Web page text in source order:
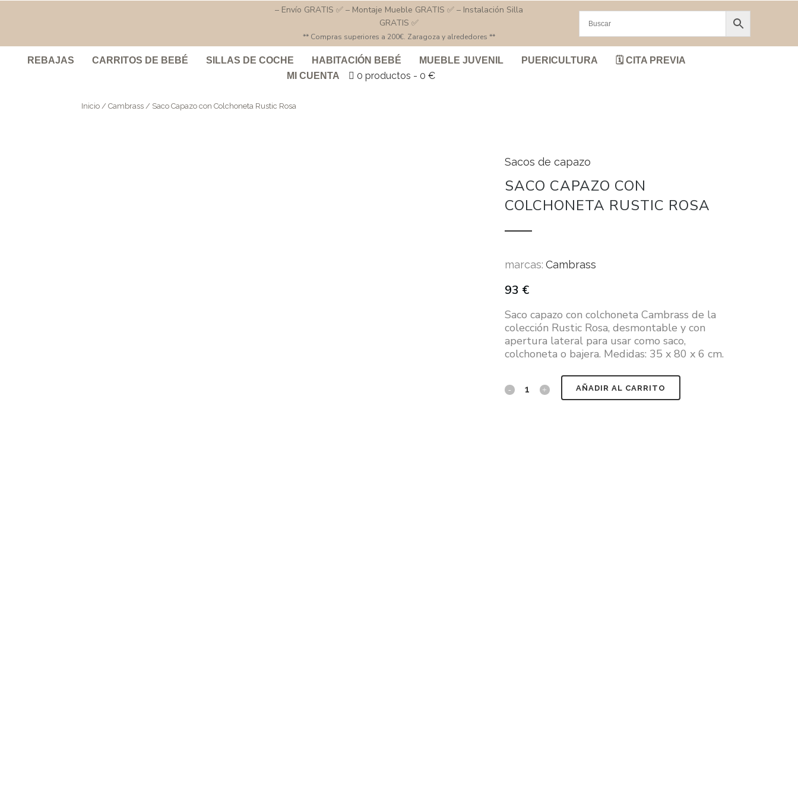
– Envío GRATIS ✅ – Montaje Mueble GRATIS ✅ – Instalación Silla
GRATIS ✅
** Compras superiores a 200€. Zaragoza y alrededores **
REBAJAS CARRITOS DE BEBÉ SILLAS DE COCHE HABITACIÓN BEBÉ MUEBLE JUVENIL PUERICULTURA
🗓️ CITA PREVIA
MI CUENTA
0 productos 0 €
Inicio / Cambrass / Saco Capazo con Colchoneta Rustic Rosa
Sacos de capazo
SACO CAPAZO CON
COLCHONETA RUSTIC ROSA
marcas: Cambrass
93 €
Saco capazo con colchoneta Cambrass de la
colección Rustic Rosa, desmontable y con
apertura lateral para usar como saco,
colchoneta o bajera. Medidas: 35 x 80 x 6 cm.
AÑADIR AL CARRITO